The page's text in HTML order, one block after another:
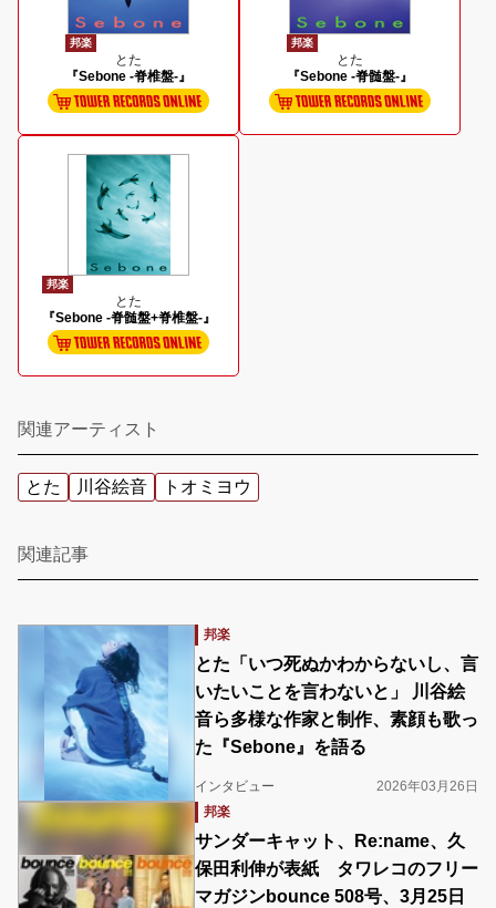
邦楽
とた
『Sebone -脊椎盤-』
邦楽
とた
『Sebone -脊髄盤-』
邦楽
とた
『Sebone -脊髄盤+脊椎盤-』
関連アーティスト
とた 川谷絵音 トオミヨウ
関連記事
邦楽
とた「いつ死ぬかわからないし、言
いたいことを言わないと」 川谷絵
音ら多様な作家と制作、素顔も歌っ
た『Sebone』を語る
インタビュー
2026年03月26日
邦楽
サンダーキャット、Re:name、久
保田利伸が表紙 タワレコのフリー
マガジンbounce 508号、3月25日